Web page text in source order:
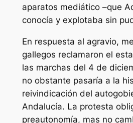
aparatos mediático –que
conocía y explotaba sin
En respuesta al agravio,
gallegos reclamaron el
las marchas del 4 de
no obstante pasaría a la
reivindicación del
Andalucía. La protesta
preautonomía, mas no